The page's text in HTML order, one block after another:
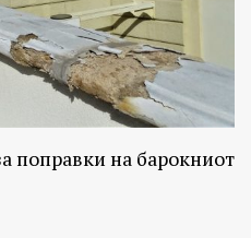
поправки на барокниот